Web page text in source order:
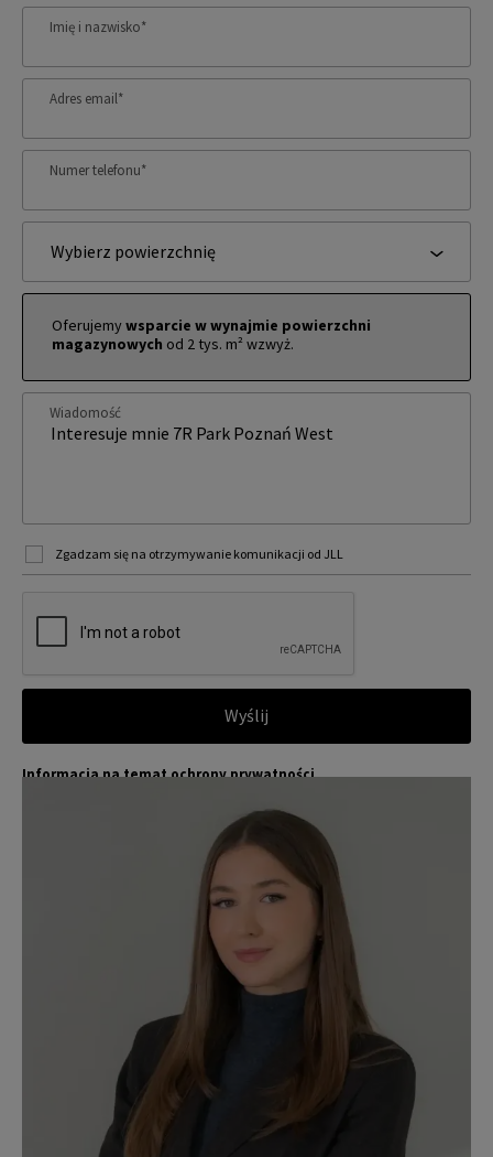
Imię i nazwisko*
Adres email*
Numer telefonu*
Wybierz powierzchnię
Oferujemywsparcie w wynajmie powierzchni
magazynowych od 2 tys. m² wzwyż.
Wiadomość
Zgadzam się na otrzymywanie komunikacji od JLL
Wyślij
Informacja na temat ochrony prywatności
iązanymi jest wiodącym globalnym dostawcą usług w zakresie zar
ządzania nieruchomościami i inwestycjami. Poważnie traktujemy
obowiązek ochrony przekazywanych nam danych osobowych.
Dane osobowe, które zbieramy od użytkowników, służą do zapew
nienia im dostępu do portalu magazyny.pl, umożliwienia im korzy
stania z portalu, a także, za ich zgodą, do wysyłania im komunika
Dokładamy wszelkich starań, aby dane osobowe były bezpieczne,
zapewniamy odpowiedni poziom ich ochrony i przechowujemy je
tylko przez czas niezbędny do realizacji zapytania z uzasadnionyc
h powodów biznesowych lub prawnych. Następnie usuwamy je w s
posób bezpieczny i pewny. Aby uzyskać więcej informacji na temat
danych osobowych przetwarzanych przez JLL, prosimy zapoznać
zasadami ochrony prywatności.